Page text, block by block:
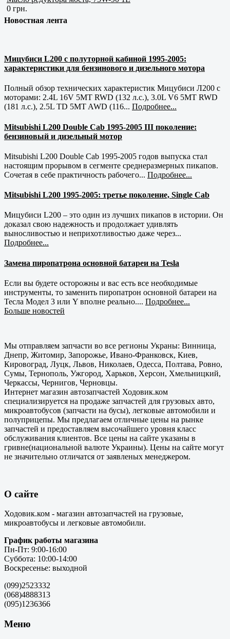
0 грн.
Новостная лента
Мицубиси L200 с полуторной кабиной 1995-2005:
характеристики для бензинового и дизельного мотора
Полный обзор технических характеристик Мицубиси Л200 с
моторами: 2.4L 16V 5MT RWD (132 л.с.), 3.0L V6 5MT RWD
(181 л.с.), 2.5L TD 5MT AWD (116... Подробнее...
Mitsubishi L200 Double Cab 1995-2005 III поколение:
бензиновый и дизельный мотор
Mitsubishi L200 Double Cab 1995-2005 годов выпуска стал
настоящим прорывом в сегменте среднеразмерных пикапов.
Сочетая в себе практичность рабочего... Подробнее...
Mitsubishi L200 1995-2005: третье поколение, Single Cab
Мицубиси L200 – это один из лучших пикапов в истории. Он
доказал свою надежность и продолжает удивлять
выносливостью и неприхотливостью даже через...
Подробнее...
Замена пиропатрона основной батареи на Tesla
Если вы будете осторожны и вас есть все необходимые
инструменты, то заменить пиропатрон основной батареи на
Тесла Модел 3 или Y вполне реально.... Подробнее...
Больше новостей
Мы отправляем запчасти во все регионы Украны: Винница,
Днепр, Житомир, Запорожье, Ивано-Франковск, Киев,
Кировоград, Луцк, Львов, Николаев, Одесса, Полтава, Ровно,
Сумы, Тернополь, Ужгород, Харьков, Херсон, Хмельницкий,
Черкассы, Чернигов, Черновцы.
Интернет магазин автозапчастей Ходовик.ком
специализируется на продаже запчастей для грузовых авто,
микроавтобусов (запчасти на бусы), легковые автомобили и
полуприцепы. Мы предлагаем отличные цены на рынке
запчастей и предоставляем высочайшего уровня класс
обслуживания клиентов. Все цены на сайте указаны в
гривне(национальной валюте Украины). Цены на сайте могут
не значительно отличатся от заявленых менеджером.
О сайте
Ходовик.ком - магазин автозапчастей на грузовые,
микроавтобусы и легковые автомобили.
График работы магазина
Пн-Пт: 9:00-16:00
Суббота: 10:00-14:00
Воскресенье: выходной
(099)2523332
(068)4888313
(095)1236366
Меню